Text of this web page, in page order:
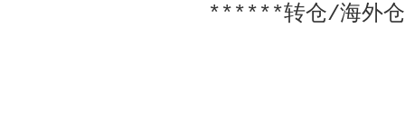
******转仓/海外